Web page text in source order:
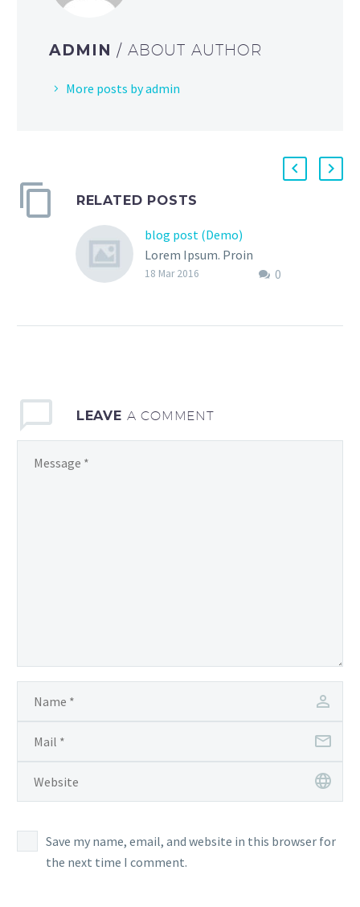
ADMIN / ABOUT AUTHOR
More posts by admin
RELATED POSTS
blog post (Demo)
Lorem Ipsum. Proin
gravida nibh vel velit
0
18 Mar 2016
LEAVE A COMMENT
Save my name, email, and website in this browser for
the next time I comment.